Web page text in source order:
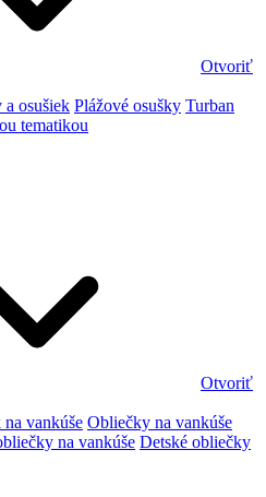
Otvoriť
osušiek Plážové osušky Turban
tematikou
Otvoriť
vankúše Obliečky na vankúše
na vankúše Detské obliečky